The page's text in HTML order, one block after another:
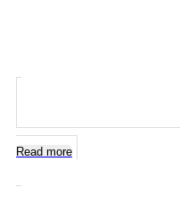
Read more